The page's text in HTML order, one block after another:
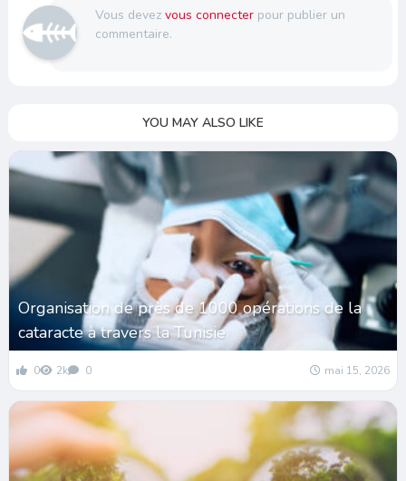
Vous devez vous connecterpour publier un
commentaire.
YOU MAY ALSO LIKE
Organisation de près de 1000 opérations de la
cataracte à travers la Tunisie
0 2k 0 mai 15, 2026